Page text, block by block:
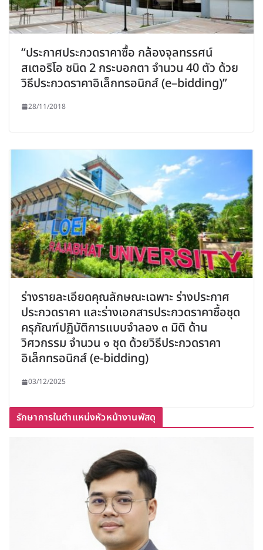
“ประกาศประกวดราคาซื้อ กล้องจุลทรรศน์
สเตอริโอ ชนิด 2 กระบอกตา จำนวน 40 ตัว ด้วย
วิธีประกวดราคาอิเล็กทรอนิกส์ (e–bidding)”
28/11/2018
ร่างรายละเอียดคุณลักษณะเฉพาะ ร่างประกาศ
ประกวดราคา และร่างเอกสารประกวดราคาซื้อชุด
ครุภัณฑ์ปฏิบัติการแบบจำลอง ๓ มิติ ด้าน
วิศวกรรม จำนวน ๑ ชุด ด้วยวิธีประกวดราคา
อิเล็กทรอนิกส์ (e-bidding)
03/12/2025
รักษาการในตำแหน่งหัวหน้างานพัสดุ